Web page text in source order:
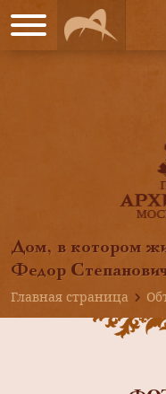
Дом, в котором
Федор
Главная страница